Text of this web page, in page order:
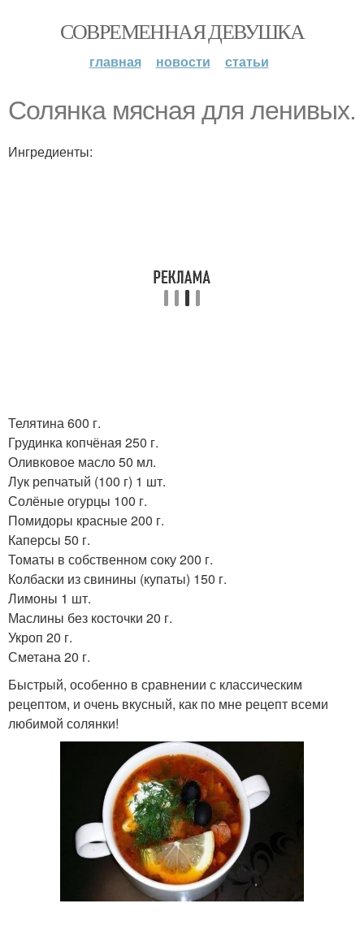
СОВРЕМЕННАЯ ДЕВУШКА
главная новости статьи
Солянка мясная для ленивых.
Ингредиенты:
Телятина 600 г.
Грудинка копчёная 250 г.
Оливковое масло 50 мл.
Лук репчатый (100 г) 1 шт.
Солёные огурцы 100 г.
Помидоры красные 200 г.
Каперсы 50 г.
Томаты в собственном соку 200 г.
Колбаски из свинины (купаты) 150 г.
Лимоны 1 шт.
Маслины без косточки 20 г.
Укроп 20 г.
Сметана 20 г.
Быстрый, особенно в сравнении с классическим
рецептом, и очень вкусный, как по мне рецепт всеми
любимой солянки!